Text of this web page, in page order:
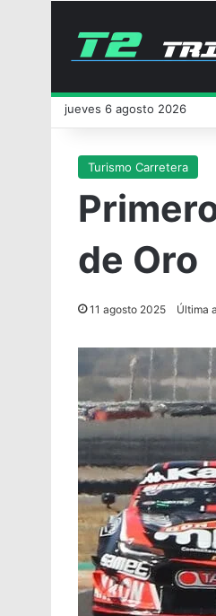
jueves 6 agosto 2026
Turismo Carretera
de Oro
11 agosto 2025 Última